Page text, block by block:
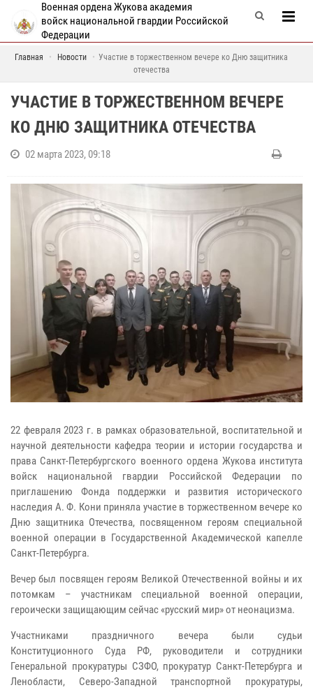
Военная ордена Жукова академия
войск национальной гвардии Российской
Федерации
Главная Новости
Участие в торжественном вечере ко Дню защитника
отечества
УЧАСТИЕ В ТОРЖЕСТВЕННОМ ВЕЧЕРЕ
КО ДНЮ ЗАЩИТНИКА ОТЕЧЕСТВА
02 марта 2023, 09:18
22 февраля 2023 г. в рамках образовательной, воспитательной и
научной деятельности кафедра теории и истории государства и
права Санкт-Петербургского военного ордена Жукова института
войск национальной гвардии Российской Федерации по
приглашению Фонда поддержки и развития исторического
наследия А. Ф. Кони приняла участие в торжественном вечере ко
Дню защитника Отечества, посвященном героям специальной
военной операции в Государственной Академической капелле
Санкт-Петербурга.
Вечер был посвящен героям Великой Отечественной войны и их
потомкам – участникам специальной военной операции,
героически защищающим сейчас «русский мир» от неонацизма.
Участниками праздничного вечера были судьи
Конституционного Суда РФ, руководители и сотрудники
Генеральной прокуратуры СЗФО, прокуратур Санкт-Петербурга и
Ленобласти, Северо-Западной транспортной прокуратуры,